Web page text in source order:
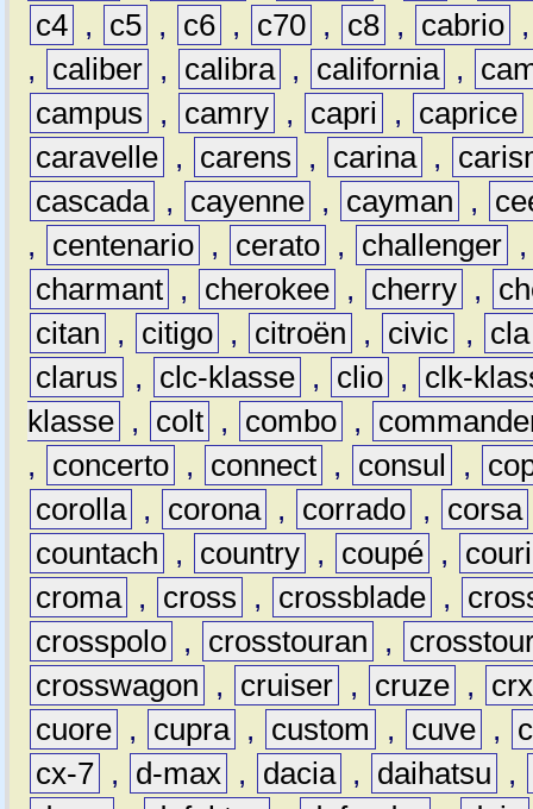
c4 , c5 , c6 , c70 , c8 , cabrio
,
caliber , calibra , california ,
campus
, camry , capri , caprice
caravelle , carens , carina ,
cascada , cayenne , cayman ,
,
centenario , cerato , challenger
charmant , cherokee , cherry ,
citan
, citigo , citroën , civic ,
cla
clarus
, clc-klasse , clio ,
clk-
klasse , colt , combo ,
,
concerto , connect , consul ,
corolla , corona , corrado , corsa
countach
, country , coupé ,
croma , cross , crossblade ,
crosspolo , crosstouran ,
crosswagon
, cruiser , cruze ,
crx
cuore , cupra , custom , cuve ,
cx-7 , d-max , dacia , daihatsu
,